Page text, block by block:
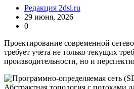
Редакция 2dsl.ru
29 июня, 2026
0
Проектирование современной
требует учета не только текущих
производительности, но и